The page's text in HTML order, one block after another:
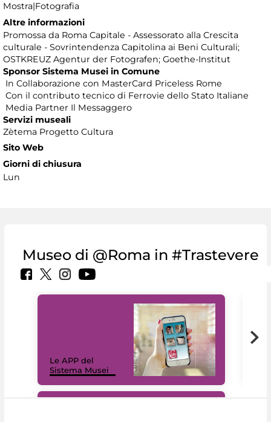
Mostra|Fotografia
Altre informazioni
Promossa da Roma Capitale - Assessorato alla Crescita
culturale - Sovrintendenza Capitolina ai Beni Culturali;
OSTKREUZ Agentur der Fotografen; Goethe-Institut
Sponsor Sistema Musei in Comune
In Collaborazione con MasterCard Priceless Rome
Con il contributo tecnico di Ferrovie dello Stato Italiane
Media Partner Il Messaggero
Servizi museali
Zètema Progetto Cultura
Sito Web
Giorni di chiusura
Lun
Museo di @Roma in #Trastevere
Le APP del
Sistema Musei